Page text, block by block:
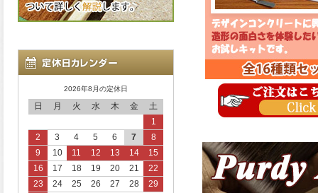
2026年8月の定休日
日 月 火 水 木 金
土
1
2
3 4 5 6 7
8
9
10 11 12 13 14
15
16
17 18 19 20 21
22
23
24 25 26 27 28
29